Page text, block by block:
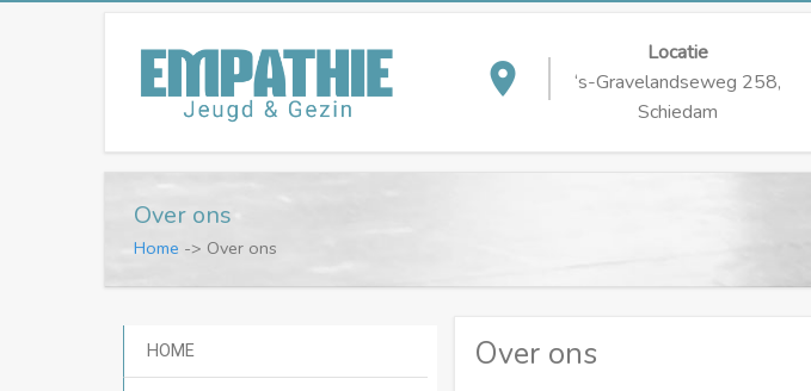
place
Locatie
‘s-Gravelandseweg 258,
Schiedam
Over ons
Home -> Over ons
HOME Over ons